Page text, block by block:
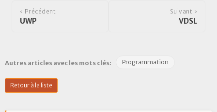
‹ Précédent
UWP
Suivant ›
VDSL
Autres articles avec les mots clés: Programmation
Retour à la liste